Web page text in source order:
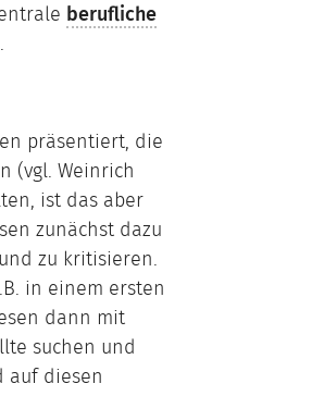
berufliche
präsentiert, die
(vgl. Weinrich
ist das aber
zunächst dazu
zu kritisieren.
in einem ersten
dann mit
suchen und
auf diesen